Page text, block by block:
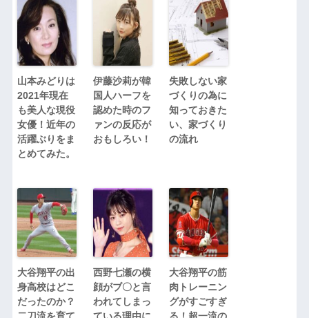
山本みどりは
2021年現在
も美人な現役
女優！近年の
活躍ぶりをま
とめてみた。
伊藤沙莉が韓
国人ハーフを
認めた時のフ
ァンの反応が
おもしろい！
失敗しない家
づくりの為に
知っておきた
い、家づくり
の流れ
大谷翔平の出
身高校はどこ
だったのか？
西野七瀬の横
顔がブ〇と言
われてしまっ
大谷翔平の筋
肉トレーニン
グがすごすぎ